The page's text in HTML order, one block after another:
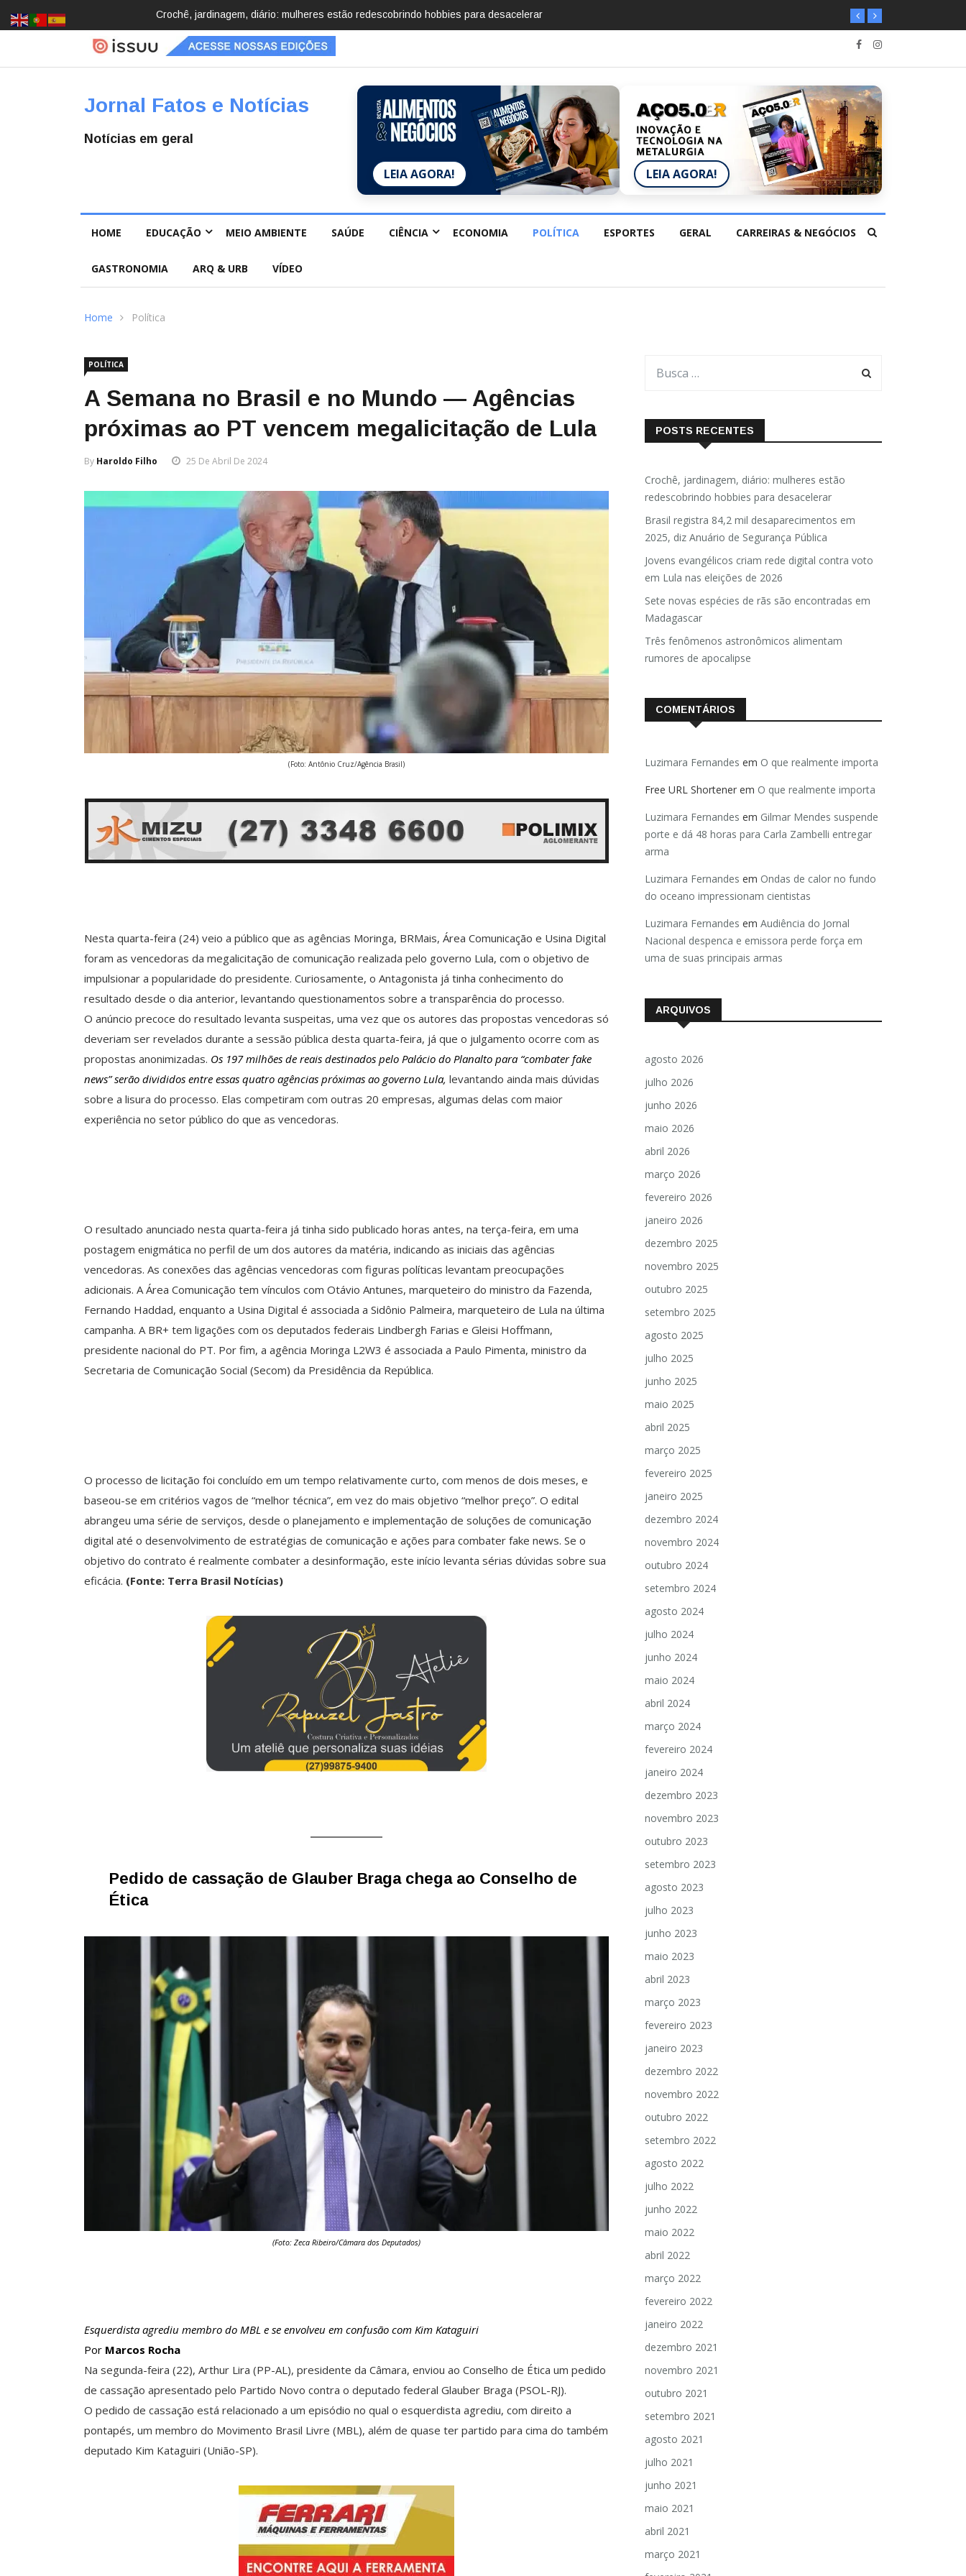
Brasil registra 84,2 mil desaparecimentos em 2025, diz Anuário de Segurança Pública
Jornal Fatos e Notícias
Notícias em geral
LEIA AGORA! LEIA AGORA!
HOME EDUCAÇÃO MEIO AMBIENTE SAÚDE CIÊNCIA ECONOMIA POLÍTICA ESPORTES GERAL CARREIRAS & NEGÓCIOS
GASTRONOMIA ARQ & URB VÍDEO
Home Política
POLÍTICA
A Semana no Brasil e no Mundo — Agências
próximas ao PT vencem megalicitação de Lula
By Haroldo Filho 25 De Abril De 2024
(Foto: Antônio Cruz/Agência Brasil)
Nesta quarta-feira (24) veio a público que as agências Moringa, BRMais, Área Comunicação e Usina Digital
foram as vencedoras da megalicitação de comunicação realizada pelo governo Lula, com o objetivo de
impulsionar a popularidade do presidente. Curiosamente, o Antagonista já tinha conhecimento do
resultado desde o dia anterior, levantando questionamentos sobre a transparência do processo.
O anúncio precoce do resultado levanta suspeitas, uma vez que os autores das propostas vencedoras só
deveriam ser revelados durante a sessão pública desta quarta-feira, já que o julgamento ocorre com as
propostas anonimizadas. Os 197 milhões de reais destinados pelo Palácio do Planalto para “combater fake
news” serão divididos entre essas quatro agências próximas ao governo Lula, levantando ainda mais dúvidas
sobre a lisura do processo. Elas competiram com outras 20 empresas, algumas delas com maior
experiência no setor público do que as vencedoras.
O resultado anunciado nesta quarta-feira já tinha sido publicado horas antes, na terça-feira, em uma
postagem enigmática no perfil de um dos autores da matéria, indicando as iniciais das agências
vencedoras. As conexões das agências vencedoras com figuras políticas levantam preocupações
adicionais. A Área Comunicação tem vínculos com Otávio Antunes, marqueteiro do ministro da Fazenda,
Fernando Haddad, enquanto a Usina Digital é associada a Sidônio Palmeira, marqueteiro de Lula na última
campanha. A BR+ tem ligações com os deputados federais Lindbergh Farias e Gleisi Hoffmann,
presidente nacional do PT. Por fim, a agência Moringa L2W3 é associada a Paulo Pimenta, ministro da
Secretaria de Comunicação Social (Secom) da Presidência da República.
O processo de licitação foi concluído em um tempo relativamente curto, com menos de dois meses, e
baseou-se em critérios vagos de “melhor técnica”, em vez do mais objetivo “melhor preço”. O edital
abrangeu uma série de serviços, desde o planejamento e implementação de soluções de comunicação
digital até o desenvolvimento de estratégias de comunicação e ações para combater fake news. Se o
objetivo do contrato é realmente combater a desinformação, este início levanta sérias dúvidas sobre sua
eficácia. (Fonte: Terra Brasil Notícias)
Pedido de cassação de Glauber Braga chega ao Conselho de
Ética
(Foto: Zeca Ribeiro/Câmara dos Deputados)
Esquerdista agrediu membro do MBL e se envolveu em confusão com Kim Kataguiri
Por Marcos Rocha
Na segunda-feira (22), Arthur Lira (PP-AL), presidente da Câmara, enviou ao Conselho de Ética um pedido
de cassação apresentado pelo Partido Novo contra o deputado federal Glauber Braga (PSOL-RJ).
O pedido de cassação está relacionado a um episódio no qual o esquerdista agrediu, com direito a
pontapés, um membro do Movimento Brasil Livre (MBL), além de quase ter partido para cima do também
deputado Kim Kataguiri (União-SP).
POSTS RECENTES
Crochê, jardinagem, diário: mulheres estão
redescobrindo hobbies para desacelerar
Brasil registra 84,2 mil desaparecimentos em
2025, diz Anuário de Segurança Pública
Jovens evangélicos criam rede digital contra voto
em Lula nas eleições de 2026
Sete novas espécies de rãs são encontradas em
Madagascar
Três fenômenos astronômicos alimentam
rumores de apocalipse
COMENTÁRIOS
Luzimara Fernandes em O que realmente importa
Free URL Shortener em O que realmente importa
Luzimara Fernandes em Gilmar Mendes suspende
porte e dá 48 horas para Carla Zambelli entregar
arma
Luzimara Fernandes em Ondas de calor no fundo
do oceano impressionam cientistas
Luzimara Fernandes em Audiência do Jornal
Nacional despenca e emissora perde força em
uma de suas principais armas
ARQUIVOS
agosto 2026
julho 2026
junho 2026
maio 2026
abril 2026
março 2026
fevereiro 2026
janeiro 2026
dezembro 2025
novembro 2025
outubro 2025
setembro 2025
agosto 2025
julho 2025
junho 2025
maio 2025
abril 2025
março 2025
fevereiro 2025
janeiro 2025
dezembro 2024
novembro 2024
outubro 2024
setembro 2024
agosto 2024
julho 2024
junho 2024
maio 2024
abril 2024
março 2024
fevereiro 2024
janeiro 2024
dezembro 2023
novembro 2023
outubro 2023
setembro 2023
agosto 2023
julho 2023
junho 2023
maio 2023
abril 2023
março 2023
fevereiro 2023
janeiro 2023
dezembro 2022
novembro 2022
outubro 2022
setembro 2022
agosto 2022
julho 2022
junho 2022
maio 2022
abril 2022
março 2022
fevereiro 2022
janeiro 2022
dezembro 2021
novembro 2021
outubro 2021
setembro 2021
agosto 2021
julho 2021
junho 2021
maio 2021
abril 2021
março 2021